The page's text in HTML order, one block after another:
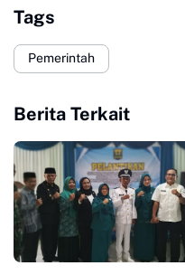
Tags
Pemerintah
Berita Terkait